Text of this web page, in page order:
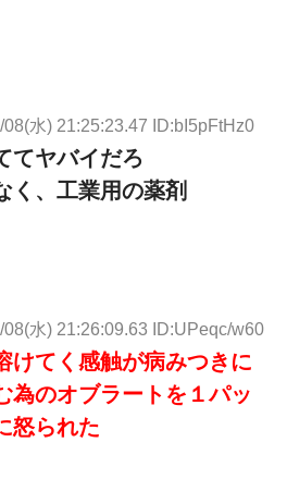
08(水) 21:25:23.47 ID:bI5pFtHz0
てヤバイだろ
く、工業用の薬剤
08(水) 21:26:09.63 ID:UPeqc/w60
けてく感触が病みつきに
為のオブラートを１パッ
怒られた